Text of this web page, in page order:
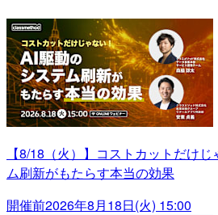
【8/18（火）】コストカットだけ
ム刷新がもたらす本当の効果
開催前2026年8月18日(火) 15:00